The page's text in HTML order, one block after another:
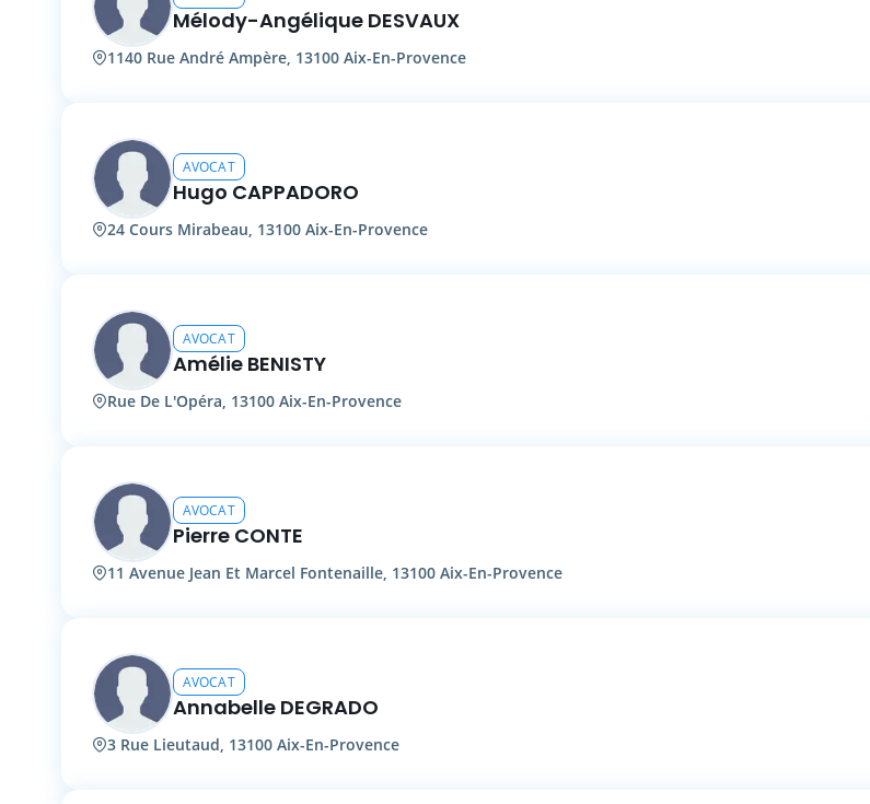
Mélody-Angélique DESVAUX
1140 Rue André Ampère, 13100 Aix-En-Provence
AVOCAT
Hugo CAPPADORO
24 Cours Mirabeau, 13100 Aix-En-Provence
AVOCAT
Amélie BENISTY
Rue De L'Opéra, 13100 Aix-En-Provence
AVOCAT
Pierre CONTE
11 Avenue Jean Et Marcel Fontenaille, 13100 Aix-En-Provence
AVOCAT
Annabelle DEGRADO
3 Rue Lieutaud, 13100 Aix-En-Provence